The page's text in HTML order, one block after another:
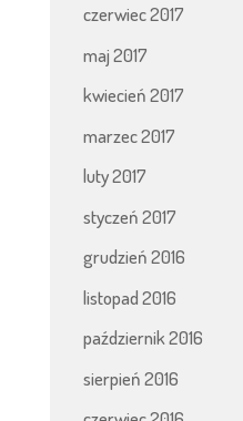
czerwiec 2017
maj 2017
kwiecień 2017
marzec 2017
luty 2017
styczeń 2017
grudzień 2016
listopad 2016
październik 2016
sierpień 2016